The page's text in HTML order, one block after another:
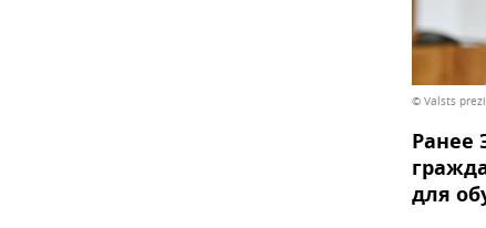
© Valsts
Ранее
для